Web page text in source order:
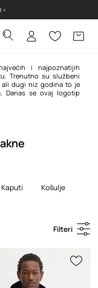
>
i najpoznatijih
Trenutno su službeni
dugi niz godina to je
Danas se ovaj logotip
kaputi košulje
Filteri